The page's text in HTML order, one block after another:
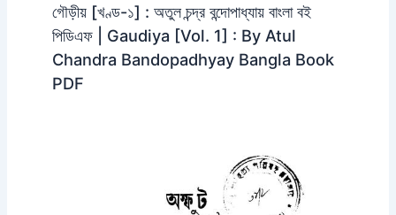
গৌড়ীয় [খণ্ড-১] : অতুল চন্দ্র বন্দোপাধ্যায় বাংলা বই
পিডিএফ | Gaudiya [Vol. 1] : By Atul
Chandra Bandopadhyay Bangla Book
PDF